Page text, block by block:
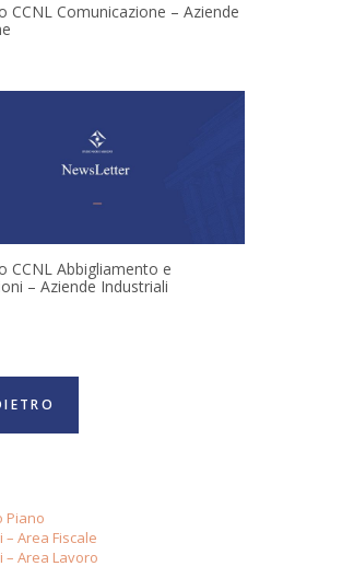
CCNL Comunicazione – Aziende
CCNL Abbigliamento e
– Aziende Industriali
Piano
– Area Fiscale
– Area Lavoro